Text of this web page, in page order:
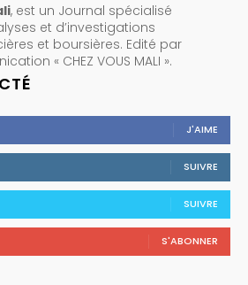
, est un Journal spécialisé
et d’investigations
et boursières. Edité par
« CHEZ VOUS MALI ».
J'AIME
SUIVRE
SUIVRE
S'ABONNER